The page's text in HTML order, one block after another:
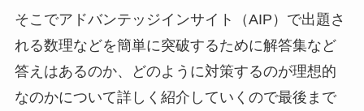
そこでアドバンテッジインサイト（AIP）で出題さ
れる数理などを簡単に突破するために解答集など
答えはあるのか、どのように対策するのが理想的
なのかについて詳しく紹介していくので最後まで